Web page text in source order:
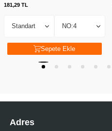
181,29 TL
Sepete Ekle
Adres